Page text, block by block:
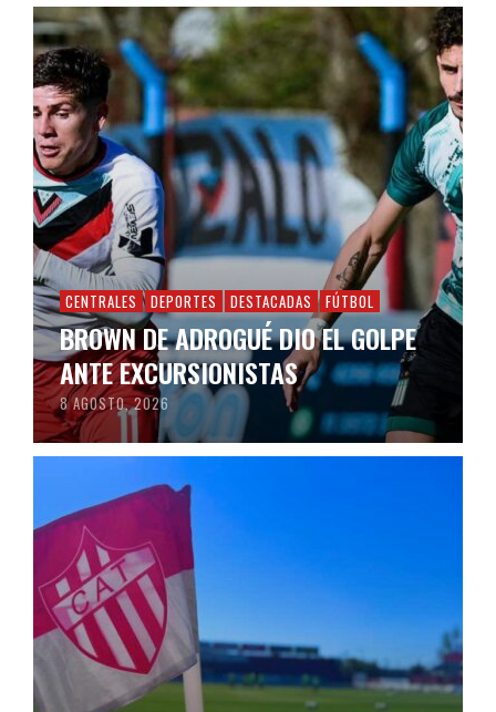
CENTRALES DEPORTES DESTACADAS FÚTBOL
BROWN DE ADROGUÉ DIO EL GOLPE
ANTE EXCURSIONISTAS
8 AGOSTO, 2026